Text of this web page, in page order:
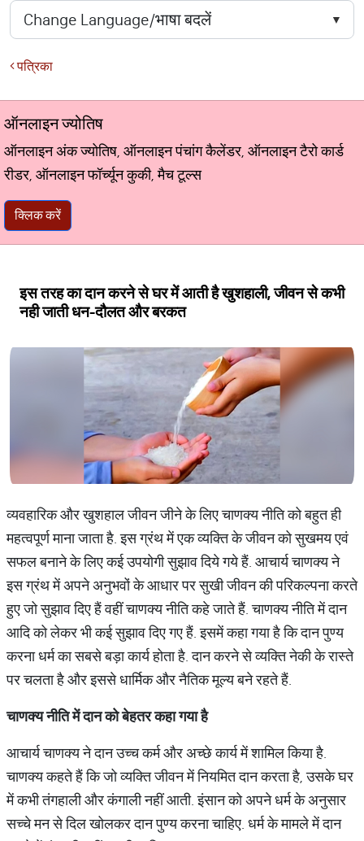
पत्रिका
ऑनलाइन ज्योतिष
ऑनलाइन अंक ज्योतिष, ऑनलाइन पंचांग कैलेंडर, ऑनलाइन टैरो कार्ड
रीडर, ऑनलाइन फॉर्च्यून कुकी, मैच टूल्स
क्लिक करें
इस तरह का दान करने से घर में आती है खुशहाली, जीवन से कभी
नही जाती धन-दौलत और बरकत
व्यवहारिक और खुशहाल जीवन जीने के लिए चाणक्य नीति को बहुत ही
महत्वपूर्ण माना जाता है. इस ग्रंथ में एक व्यक्ति के जीवन को सुखमय एवं
सफल बनाने के लिए कई उपयोगी सुझाव दिये गये हैं. आचार्य चाणक्य ने
इस ग्रंथ में अपने अनुभवों के आधार पर सुखी जीवन की परिकल्पना करते
हुए जो सुझाव दिए हैं वहीं चाणक्य नीति कहे जाते हैं. चाणक्य नीति में दान
आदि को लेकर भी कई सुझाव दिए गए हैं. इसमें कहा गया है कि दान पुण्य
करना धर्म का सबसे बड़ा कार्य होता है. दान करने से व्यक्ति नेकी के रास्ते
पर चलता है और इससे धार्मिक और नैतिक मूल्य बने रहते हैं.
चाणक्य नीतिमेंदानकोबेहतरकहागयाहै
आचार्य चाणक्य ने दान उच्च कर्म और अच्छे कार्य में शामिल किया है.
चाणक्य कहते हैं कि जो व्यक्ति जीवन में नियमित दान करता है, उसके घर
में कभी तंगहाली और कंगाली नहीं आती. इंसान को अपने धर्म के अनुसार
सच्चे मन से दिल खोलकर दान पुण्य करना चाहिए. धर्म के मामले में दान